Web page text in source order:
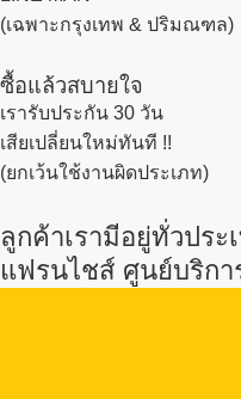
(เฉพาะกรุงเทพ & ปริมณฑล)
ซื้อแล้วสบายใจ
เรารับประกัน 30 วัน
เสียเปลี่ยนใหม่ทันที !!
(ยกเว้นใช้งานผิดประเภท)
ลูกค้าเรามีอยู่ทั่วประ
แฟรนไชส์ ศูนย์บริกา